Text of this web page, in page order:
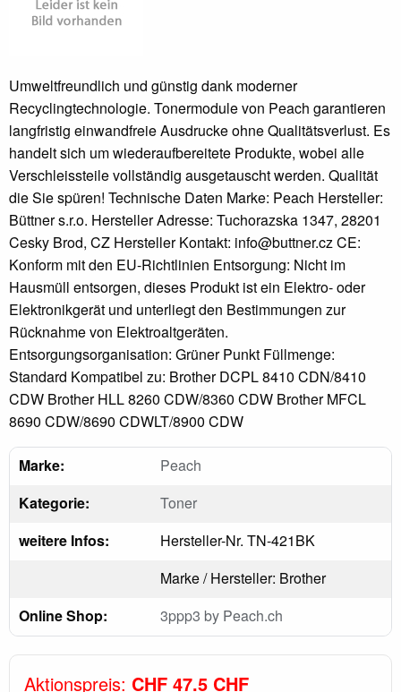
Umweltfreundlich und günstig dank moderner
Recyclingtechnologie. Tonermodule von Peach garantieren
langfristig einwandfreie Ausdrucke ohne Qualitätsverlust. Es
handelt sich um wiederaufbereitete Produkte, wobei alle
Verschleissteile vollständig ausgetauscht werden. Qualität
die Sie spüren! Technische Daten Marke: Peach Hersteller:
Büttner s.r.o. Hersteller Adresse: Tuchorazska 1347, 28201
Cesky Brod, CZ Hersteller Kontakt: info@buttner.cz CE:
Konform mit den EU-Richtlinien Entsorgung: Nicht im
Hausmüll entsorgen, dieses Produkt ist ein Elektro- oder
Elektronikgerät und unterliegt den Bestimmungen zur
Rücknahme von Elektroaltgeräten.
Entsorgungsorganisation: Grüner Punkt Füllmenge:
Standard Kompatibel zu: Brother DCPL 8410 CDN/8410
CDW Brother HLL 8260 CDW/8360 CDW Brother MFCL
8690 CDW/8690 CDWLT/8900 CDW
Marke:
Peach
Kategorie:
Toner
weitere Infos:
Hersteller-Nr. TN-421BK
Marke / Hersteller: Brother
Online Shop:
3ppp3 by Peach.ch
Aktionspreis: CHF 47.5 CHF